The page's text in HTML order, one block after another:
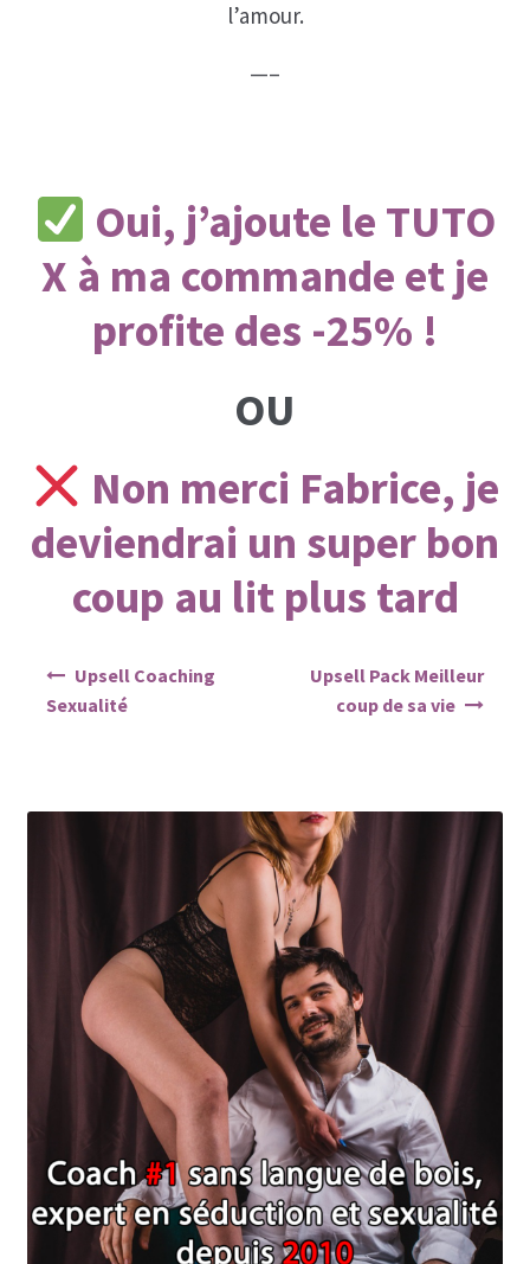
l’amour.
—–
Oui, j’ajoute le TUTO
X à ma commande et je
profite des -25% !
OU
Non merci Fabrice, je
deviendrai un super bon
coup au lit plus tard
Upsell Coaching
Sexualité
Upsell Pack Meilleur
coup de sa vie